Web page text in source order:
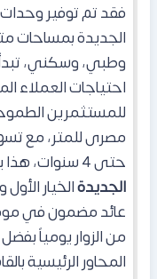
فقدتم توفير
الجديدة بمساحات
احتياجات العملاء
مصرى للمتر، مع
حتى 4 سنوات،
هذا
الجديدةالخيار
عائد مضمون في
من الزوار يومياً
المحاور الرئيسية